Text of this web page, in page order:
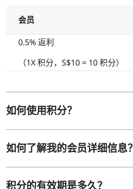
会员
0.5% 返利
（1X 积分，S$10 = 10 积分）
如何使用积分？
如何了解我的会员详细信息？
积分的有效期是多久？